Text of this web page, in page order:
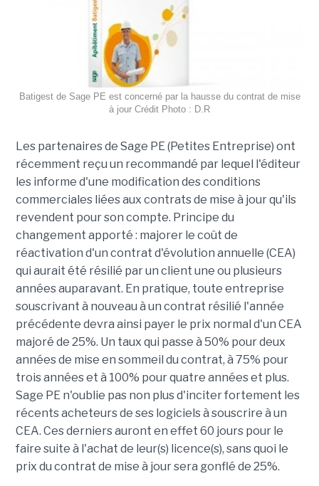
Batigest de Sage PE est concerné par la hausse du contrat de mise
à jour Crédit Photo : D.R
Les partenaires de Sage PE (Petites Entreprise) ont
récemment reçu un recommandé par lequel l'éditeur
les informe d'une modification des conditions
commerciales liées aux contrats de mise à jour qu'ils
revendent pour son compte. Principe du
changement apporté : majorer le coût de
réactivation d'un contrat d'évolution annuelle (CEA)
qui aurait été résilié par un client une ou plusieurs
années auparavant. En pratique, toute entreprise
souscrivant à nouveau à un contrat résilié l'année
précédente devra ainsi payer le prix normal d'un CEA
majoré de 25%. Un taux qui passe à 50% pour deux
années de mise en sommeil du contrat, à 75% pour
trois années et à 100% pour quatre années et plus.
Sage PE n'oublie pas non plus d'inciter fortement les
récents acheteurs de ses logiciels à souscrire à un
CEA. Ces derniers auront en effet 60 jours pour le
faire suite à l'achat de leur(s) licence(s), sans quoi le
prix du contrat de mise à jour sera gonflé de 25%.